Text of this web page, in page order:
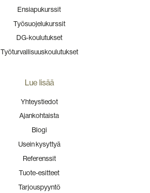
Ensiapukurssit
Työsuojelukurssit
DG-koulutukset
Työturvallisuuskoulutukset
Lue lisää
Yhteystiedot
Ajankohtaista
Blogi
Usein kysyttyä
Referenssit
Tuote-esitteet
Tarjouspyyntö